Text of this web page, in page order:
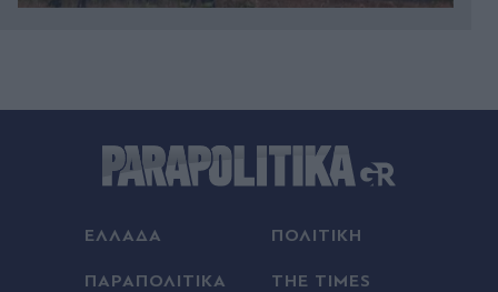
Πριν 22 λεπτά
Φωτιές: "Κόκκινος συναγερμός" για Κρήτη, Χίο,
ΕΛΛΑΔΑ ΠΟΛΙΤΙΚΗ
ΠΑΡΑΠΟΛΙΤΙΚΑ THE TIMES